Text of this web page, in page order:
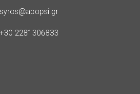
E-
syros@apopsi.gr
Phone
+30 2281306833